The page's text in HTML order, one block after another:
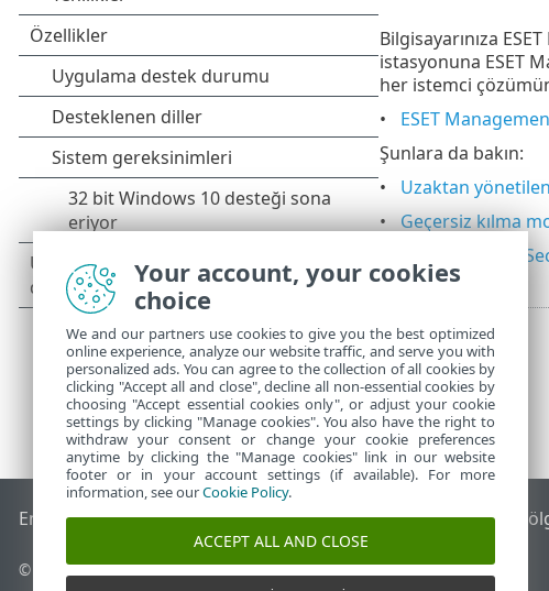
Bilgisayarınıza
istasyonuna ESET
her istemci
ESET
Şunlara da bakın:
Uzaktan
Geçersiz kılma
ESET Endpoint
End of LifeESET Bilgi BankasıESET ForumuESET Status Portal
© 1992 - 2026 ESET, spol. s r.o. - Tüm hakları saklıdır.
Your account, your cookies
choice
We and our partners use cookies to give you the best optimized
online experience, analyze our website traffic, and serve you with
personalized ads. You can agree to the collection of all cookies by
clicking "Accept all and close", decline all non-essential cookies by
choosing "Accept essential cookies only", or adjust your cookie
settings by clicking "Manage cookies". You also have the right to
withdraw your consent or change your cookie preferences
anytime by clicking the "Manage cookies" link in our website
footer or in your account settings (if available). For more
information, see ourCookie Policy.
ACCEPT ALL AND CLOSE